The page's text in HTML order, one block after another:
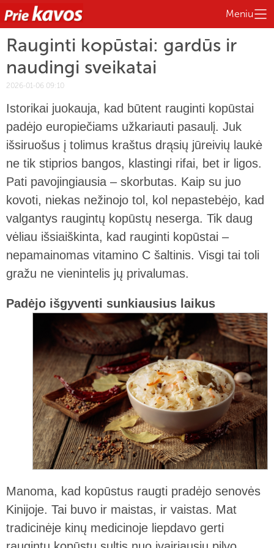
Meniu
Rauginti kopūstai: gardūs ir
naudingi sveikatai
2026-01-06 09:10
Istorikai juokauja, kad būtent rauginti kopūstai
padėjo europiečiams užkariauti pasaulį. Juk
išsiruošus į tolimus kraštus drąsių jūreivių laukė
ne tik stiprios bangos, klastingi rifai, bet ir ligos.
Pati pavojingiausia – skorbutas. Kaip su juo
kovoti, niekas nežinojo tol, kol nepastebėjo, kad
valgantys raugintų kopūstų neserga. Tik daug
vėliau išsiaiškinta, kad rauginti kopūstai –
nepamainomas vitamino C šaltinis. Visgi tai toli
gražu ne vienintelis jų privalumas.
Padėjo išgyventi sunkiausius laikus
Manoma, kad kopūstus raugti pradėjo senovės
Kinijoje. Tai buvo ir maistas, ir vaistas. Mat
tradicinėje kinų medicinoje liepdavo gerti